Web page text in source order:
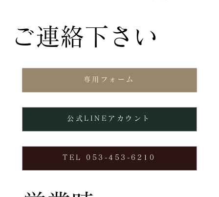
専用フォーム
TEL 053-453-6210
公式LINEアカウント
ご連絡下さい